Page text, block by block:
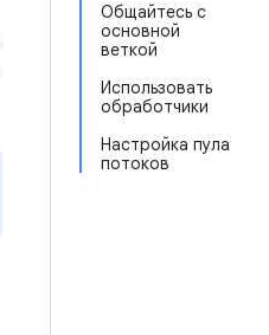
Общайтесь с
основной
веткой
Использовать
обработчики
Настройка пула
потоков